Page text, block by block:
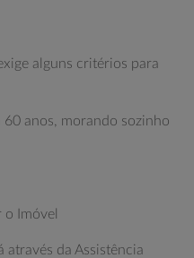
alguns critérios para
60 anos, morando sozinho
Imóvel
através da Assistência